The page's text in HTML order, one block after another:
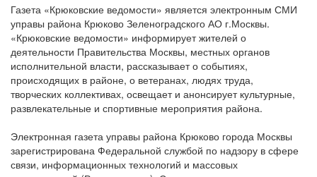
Газета «Крюковские ведомости» является электронным СМИ
управы района Крюково Зеленоградского АО г.Москвы.
«Крюковские ведомости» информирует жителей о
деятельности Правительства Москвы, местных органов
исполнительной власти, рассказывает о событиях,
происходящих в районе, о ветеранах, людях труда,
творческих коллективах, освещает и анонсирует культурные,
развлекательные и спортивные мероприятия района.
Электронная газета управы района Крюково города Москвы
зарегистрирована Федеральной службой по надзору в сфере
связи, информационных технологий и массовых